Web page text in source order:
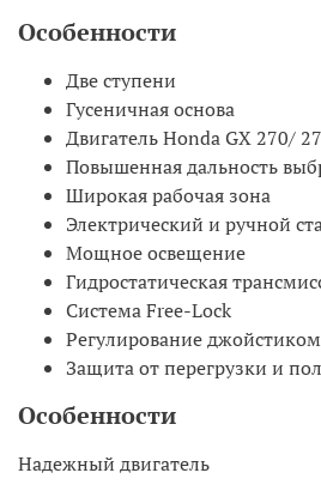
Особенности
Две ступени
Гусеничная основа
Двигатель Honda GX 270/
Повышенная дальность
Широкая рабочая зона
Электрический и ручной
Мощное освещение
Гидростатическая
Система Free-Lock
Регулирование
Защита от перегрузки и
Особенности
Надежный двигатель